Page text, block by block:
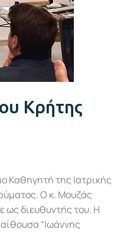
Κρήτης
Καθηγητή της Ιατρικής
Ο κ. Μουζάς
ως διευθυντής του. Η
“Ιωάννης